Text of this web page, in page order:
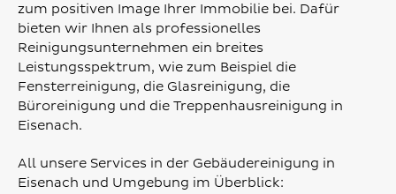
zum positiven Image Ihrer Immobilie bei. Dafür
bieten wir Ihnen als professionelles
Reinigungsunternehmen ein breites
Leistungsspektrum, wie zum Beispiel die
Fensterreinigung, die Glasreinigung, die
Büroreinigung und die Treppenhausreinigung in
Eisenach.
All unsere Services in der Gebäudereinigung in
Eisenach und Umgebung im Überblick: